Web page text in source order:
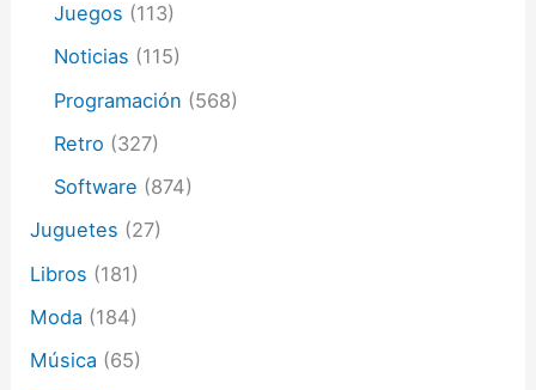
Juegos (113)
Noticias (115)
Programación (568)
Retro (327)
Software (874)
Juguetes (27)
Libros (181)
Moda (184)
Música (65)